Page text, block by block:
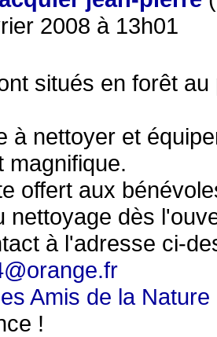
2008 à 13h01
situés en forêt
à nettoyer et
magnifique.
offert aux
nettoyage dès
à l'adresse ci-
Amis de la
!